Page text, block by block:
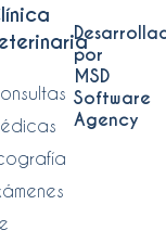
por
MSD
Software
Agency